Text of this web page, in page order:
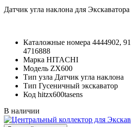
Датчик угла наклона для
Каталожные номера 4444902,
4716888
Марка HITACHI
Модель ZX600
Тип узла Датчик угла наклона
Тип Гусеничный экскаватор
Код hitzx600tasens
В наличии